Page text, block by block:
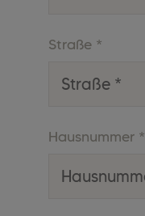
Straße *
Hausnummer *